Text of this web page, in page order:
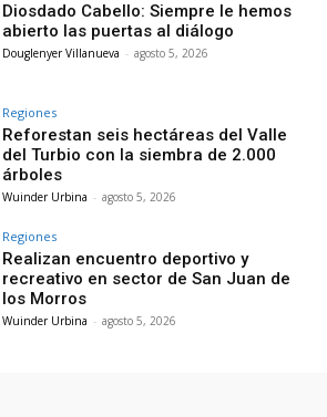
Diosdado Cabello: Siempre le hemos
abierto las puertas al diálogo
Douglenyer Villanueva - agosto 5, 2026
Regiones
Reforestan seis hectáreas del Valle
del Turbio con la siembra de 2.000
árboles
Wuinder Urbina - agosto 5, 2026
Regiones
Realizan encuentro deportivo y
recreativo en sector de San Juan de
los Morros
Wuinder Urbina - agosto 5, 2026